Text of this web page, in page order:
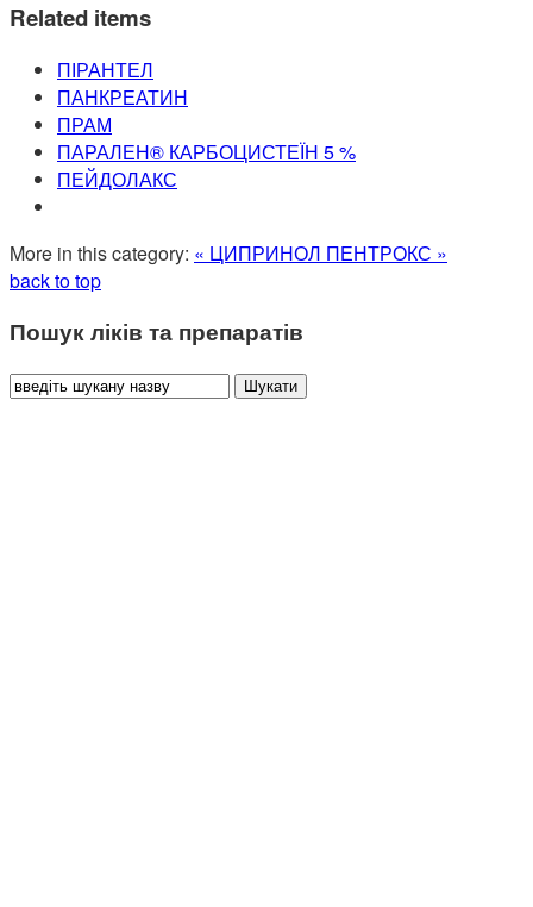
Related items
ПІРАНТЕЛ
ПАНКРЕАТИН
ПРАМ
ПАРАЛЕН® КАРБОЦИСТЕЇН 5 %
ПЕЙДОЛАКС
More in this category: « ЦИПРИНОЛ ПЕНТРОКС »
back to top
Пошук ліків та препаратів